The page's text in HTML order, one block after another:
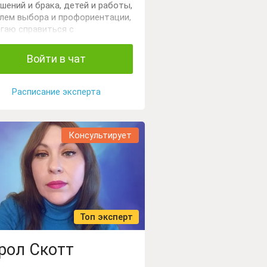
и брака, детей и работы,
выбора и профориентации,
справиться с
и астрологией.
Войти в чат
Расписание эксперта
Консультирует
Топ эксперт
Скотт